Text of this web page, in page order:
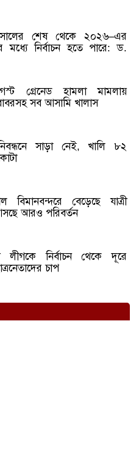
শেষ থেকে ২০২৬–এর
মধ্যে নির্বাচন হতে পারে: ড.
গ্রেনেড হামলা মামলায়
সব আসামি খালাস
সাড়া নেই, খালি ৮২
বিমানবন্দরে বেড়েছে যাত্রী
আরও পরিবর্তন
লীগকে নির্বাচন থেকে দূরে
চাপ